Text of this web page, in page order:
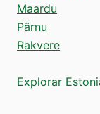
Maardu
Pärnu
Rakvere
Explorar